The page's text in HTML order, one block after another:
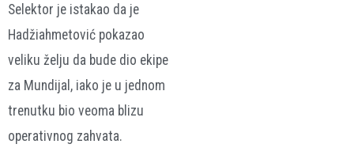
Selektor je istakao da je
Hadžiahmetović pokazao
veliku želju da bude dio ekipe
za Mundijal, iako je u jednom
trenutku bio veoma blizu
operativnog zahvata.